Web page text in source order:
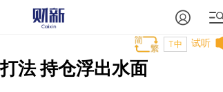
试听
T中
法 持仓浮出水面